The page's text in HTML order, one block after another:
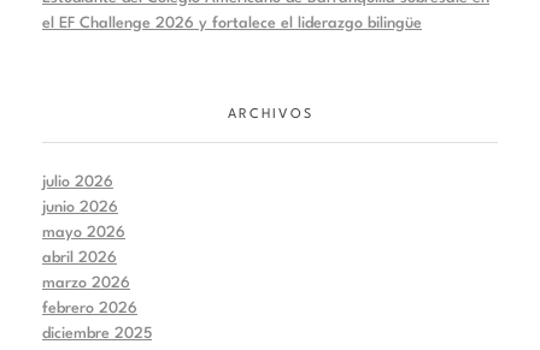
el EF Challenge 2026 y fortalece el liderazgo bilingüe
ARCHIVOS
julio 2026
junio 2026
mayo 2026
abril 2026
marzo 2026
febrero 2026
diciembre 2025